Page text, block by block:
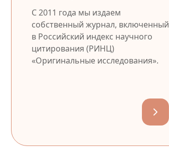
С 2011 года мы издаем
собственный журнал, включенный
в Российский индекс научного
цитирования (РИНЦ)
«Оригинальные исследования».